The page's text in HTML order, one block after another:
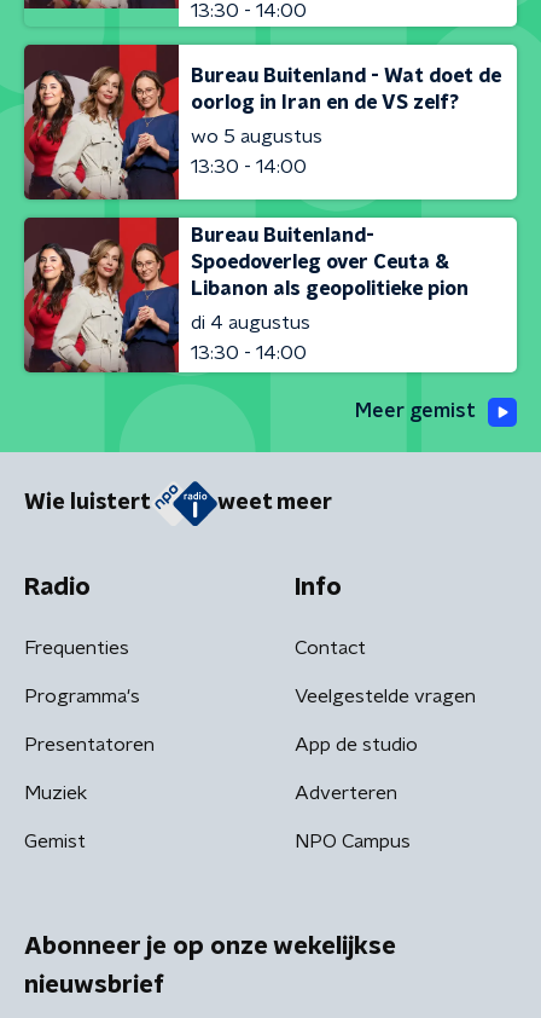
13:30 - 14:00
Bureau Buitenland - Wat doet de
oorlog in Iran en de VS zelf?
wo 5 augustus
13:30 - 14:00
Bureau Buitenland-
Spoedoverleg over Ceuta &
Libanon als geopolitieke pion
di 4 augustus
13:30 - 14:00
Meer gemist
Wie luistert weet meer
Radio
Frequenties
Programma's
Presentatoren
Muziek
Gemist
Info
Contact
Veelgestelde vragen
App de studio
Adverteren
NPO Campus
Abonneer je op onze wekelijkse
nieuwsbrief